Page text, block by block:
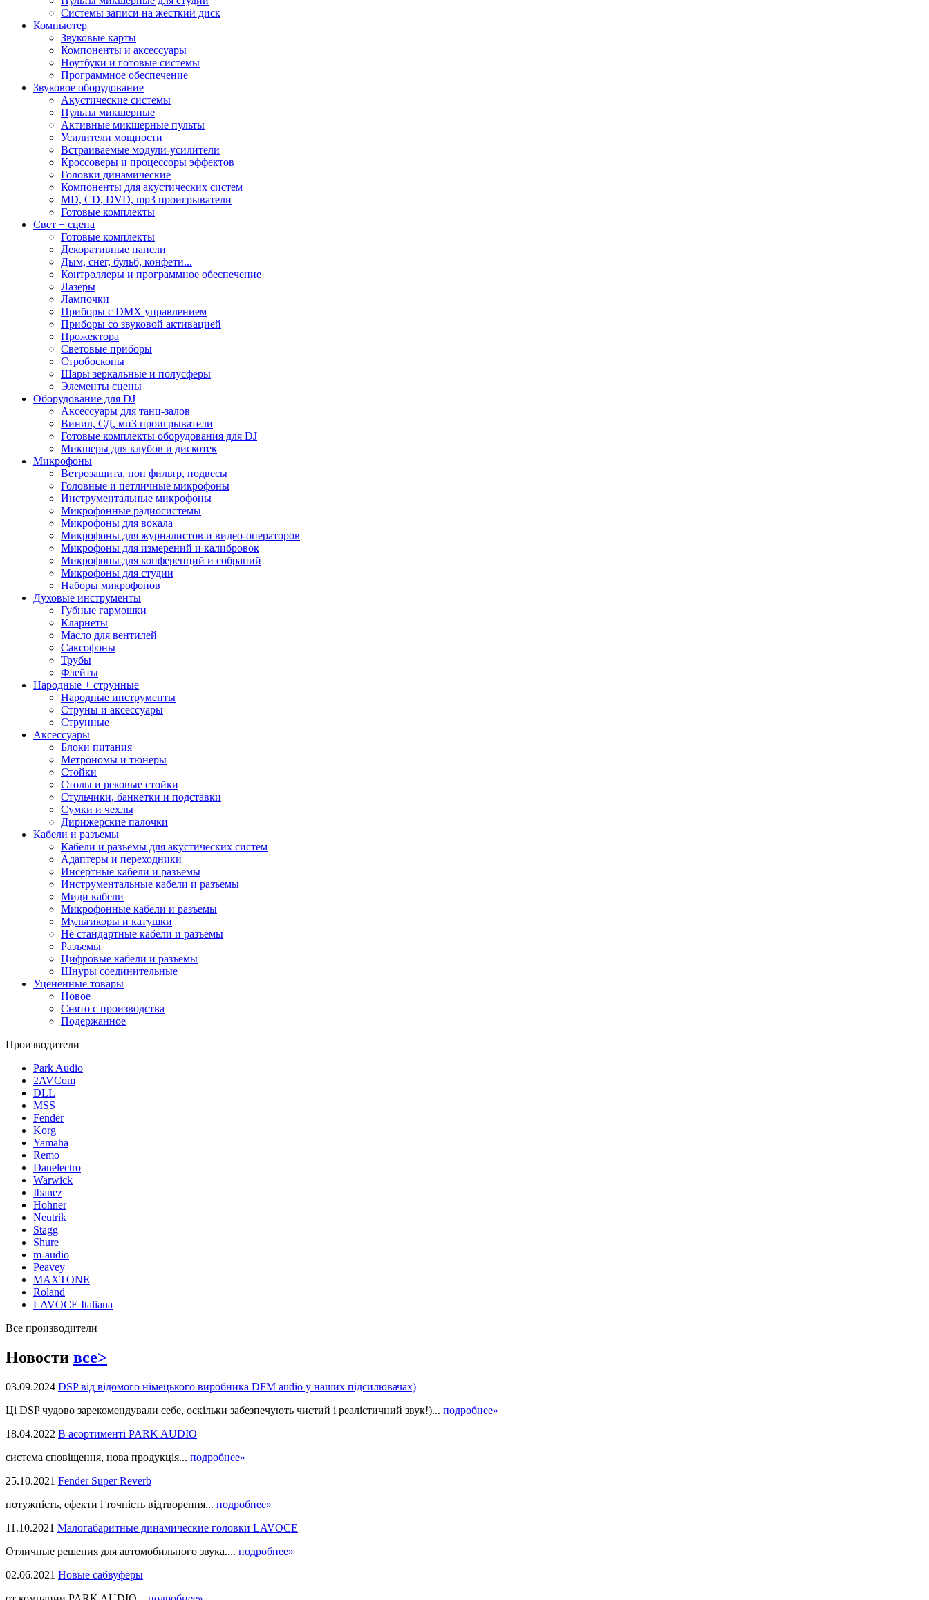
Системы записи на жесткий диск
Компьютер
Звуковые карты
Компоненты и аксессуары
Ноутбуки и готовые системы
Программное обеспечение
Звуковое оборудование
Акустические системы
Пульты микшерные
Активные микшерные пульты
Усилители мощности
Встраиваемые модули-усилители
Кроссоверы и процессоры эффектов
Головки динамические
Компоненты для акустических систем
MD, CD, DVD, mp3 проигрыватели
Готовые комплекты
Свет + сцена
Готовые комплекты
Декоративные панели
Дым, снег, бульб, конфети...
Контроллеры и программное обеспечение
Лазеры
Лампочки
Приборы с DMX управлением
Приборы со звуковой активацией
Прожектора
Световые приборы
Стробоскопы
Шары зеркальные и полусферы
Элементы сцены
Оборудование для DJ
Аксессуары для танц-залов
Винил, СД, мп3 проигрыватели
Готовые комплекты оборудования для DJ
Микшеры для клубов и дискотек
Микрофоны
Ветрозащита, поп фильтр, подвесы
Головные и петличные микрофоны
Инструментальные микрофоны
Микрофонные радиосистемы
Микрофоны для вокала
Микрофоны для журналистов и видео-операторов
Микрофоны для измерений и калибровок
Микрофоны для конференций и собраний
Микрофоны для студии
Наборы микрофонов
Духовые инструменты
Губные гармошки
Кларнеты
Масло для вентилей
Саксофоны
Трубы
Флейты
Народные + струнные
Народные инструменты
Струны и аксессуары
Струнные
Аксессуары
Блоки питания
Метрономы и тюнеры
Стойки
Столы и рековые стойки
Стульчики, банкетки и подставки
Сумки и чехлы
Дирижерские палочки
Кабели и разъемы
Кабели и разъемы для акустических систем
Адаптеры и переходники
Инсертные кабели и разъемы
Инструментальные кабели и разъемы
Миди кабели
Микрофонные кабели и разъемы
Мультикоры и катушки
Не стандартные кабели и разъемы
Разъемы
Цифровые кабели и разъемы
Шнуры соединительные
Уцененные товары
Новое
Снято с производства
Подержанное
Производители
Park Audio
2AVCom
DLL
MSS
Fender
Korg
Yamaha
Remo
Danelectro
Warwick
Ibanez
Hohner
Neutrik
Stagg
Shure
m-audio
Peavey
MAXTONE
Roland
LAVOCE Italiana
Все производители
Новости все>
03.09.2024 DSP від відомого німецького виробника DFM audio у наших підсилювачах)
Ці DSP чудово зарекомендували себе, оскільки забезпечують чистий і реалістичний звук!)... подробнее»
18.04.2022 В асортименті PARK AUDIO
система сповіщення, нова продукцiя... подробнее»
25.10.2021 Fender Super Reverb
потужність, ефекти і точність відтворення... подробнее»
11.10.2021 Малогабаритные динамические головки LAVOCE
Отличные решения для автомобильного звука.... подробнее»
02.06.2021 Новые сабвуферы